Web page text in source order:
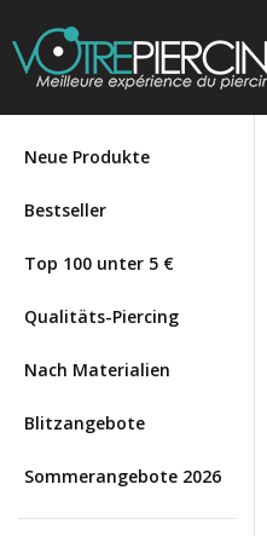
Neue Produkte
Bestseller
Top 100 unter 5 €
Qualitäts-Piercing
Nach Materialien
Blitzangebote
Sommerangebote 2026